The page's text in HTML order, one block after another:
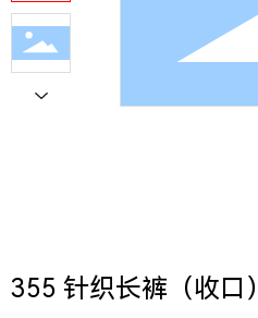
355 针织长裤（收口）